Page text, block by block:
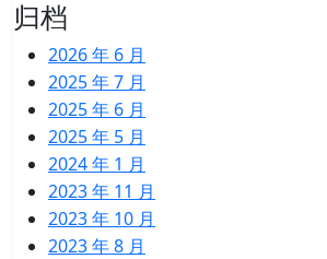
归档
2026 年 6 月
2025 年 7 月
2025 年 6 月
2025 年 5 月
2024 年 1 月
2023 年 11 月
2023 年 10 月
2023 年 8 月